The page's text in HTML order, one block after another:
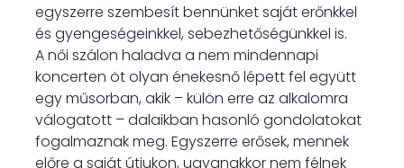
egyszerre szembesít bennünket saját erőnkkel
és gyengeségeinkkel, sebezhetőségünkkel is.
A női szálon haladva a nem mindennapi
koncerten öt olyan énekesnő lépett fel együtt
egy műsorban, akik – külön erre az alkalomra
válogatott – dalaikban hasonló gondolatokat
fogalmaznak meg. Egyszerre erősek, mennek
előre a saját útjukon, ugyanakkor nem félnek